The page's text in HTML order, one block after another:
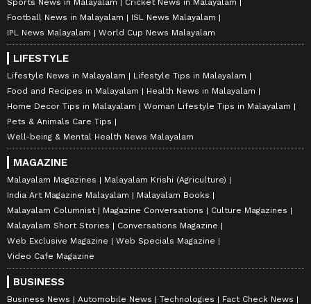
Sports News in Malayalam
Cricket News in Malayalam
Football News in Malayalam
ISL News Malayalam
IPL News Malayalam
World Cup News Malayalam
LIFESTYLE
Lifestyle News in Malayalam
Lifestyle Tips in Malayalam
Food and Recipes in Malayalam
Health News in Malayalam
Home Decor Tips in Malayalam
Woman Lifestyle Tips in Malayalam
Pets & Animals Care Tips
Well-being & Mental Health News Malayalam
MAGAZINE
Malayalam Magazines
Malayalam Krishi (Agriculture)
India Art Magazine Malayalam
Malayalam Books
Malayalam Columnist
Magazine Conversations
Culture Magazines
Malayalam Short Stories
Conversations Magazine
Web Exclusive Magazine
Web Specials Magazine
Video Cafe Magazine
BUSINESS
Business News Automobile News Technologies
Fact Check News